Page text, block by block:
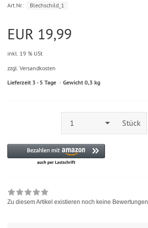
Art.Nr.: Blechschild_1
EUR 19,99
inkl. 19 % USt
zzgl. Versandkosten
Lieferzeit 3 - 5 Tage Gewicht 0,3 kg
1 Stück
Zu diesem Artikel existieren noch keine Bewertungen